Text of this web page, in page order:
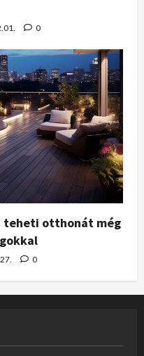
0
teheti otthonát még
0